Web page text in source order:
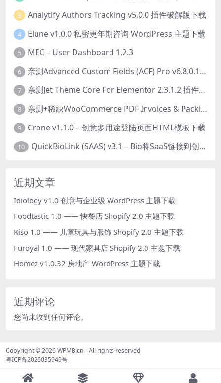
3 Analytify Authors Tracking v5.0.0 插件破解版下载
4 Elune v1.0.0 私密更年期咨询 WordPress 主题下载
5 MEC – User Dashboard 1.2.3
6 亲测Advanced Custom Fields (ACF) Pro v6.8.0.1 + Advanced Custom Fields: Extended PRO v0.9.2.3 | 网站开发自定义字段插件下载
7 亲测Jet Theme Core For Elementor 2.3.1.2 插件下载
8 亲测+稀缺WooCommerce PDF Invoices & Packing Slips Professional v2.20.0 + Templates v2.25.1 [by WpOverNight] WooCommerce PDF 发票和装箱单插件下载
9 Crone v1.1.0 – 创意多用途登陆页面HTML模板下载
10 QuickBioLink (SAAS) v3.1 – Bio将SaaS链接到创作者，有影响力者和企业的SaaS PHP源码下载
近期文章
Idiology v1.0 创意与企业级 WordPress 主题下载
Foodtastic 1.0 —— 快餐店 Shopify 2.0 主题下载
Kiso 1.0 —— 儿童玩具与服饰 Shopify 2.0 主题下载
Furoyal 1.0 —— 现代家具店 Shopify 2.0 主题下载
Homez v1.0.32 房地产 WordPress 主题下载
近期评论
您尚未收到任何评论。
Copyright © 2026WPMB.cn - All rights reserved
粤ICP备2026035949号